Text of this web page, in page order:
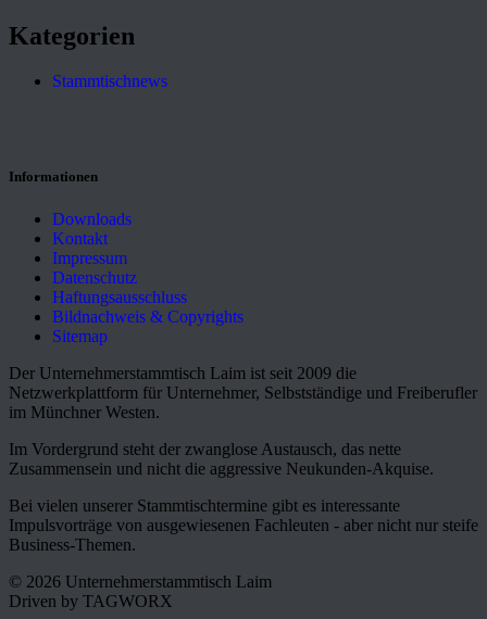
Kategorien
Stammtischnews
Informationen
Downloads
Kontakt
Impressum
Datenschutz
Haftungsausschluss
Bildnachweis & Copyrights
Sitemap
Der Unternehmerstammtisch Laim ist seit 2009 die
Netzwerkplattform für Unternehmer, Selbstständige und Freiberufler
im Münchner Westen.
Im Vordergrund steht der zwanglose Austausch, das nette
Zusammensein und nicht die aggressive Neukunden-Akquise.
Bei vielen unserer Stammtischtermine gibt es interessante
Impulsvorträge von ausgewiesenen Fachleuten - aber nicht nur steife
Business-Themen.
© 2026 Unternehmerstammtisch Laim
Driven by TAGWORX